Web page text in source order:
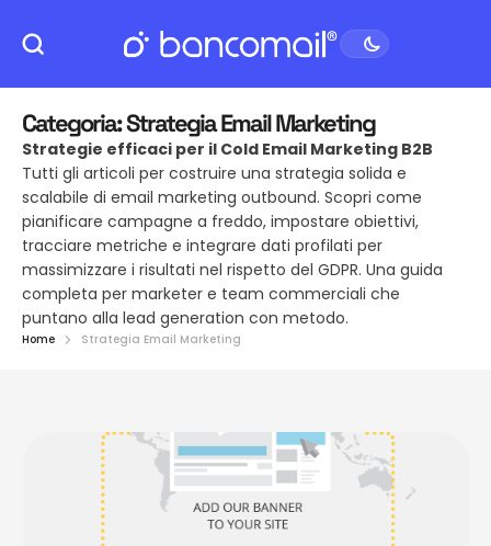
Categoria:Strategia Email Marketing
Strategie efficaci per il Cold Email Marketing B2B
Tutti gli articoli per costruire una strategia solida e
scalabile di email marketing outbound. Scopri come
pianificare campagne a freddo, impostare obiettivi,
tracciare metriche e integrare dati profilati per
massimizzare i risultati nel rispetto del GDPR. Una guida
completa per marketer e team commerciali che
puntano alla lead generation con metodo.
Home Strategia Email Marketing